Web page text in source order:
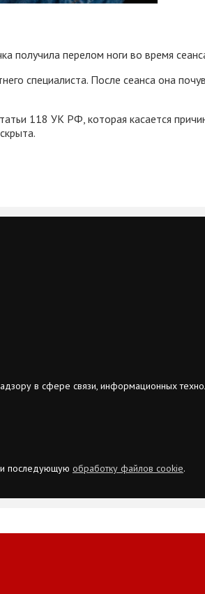
получила перелом ноги во время
специалиста. После сеанса она
118 УК РФ, которая касается
в сфере связи, информационных
и последующую обработку файлов cookie.